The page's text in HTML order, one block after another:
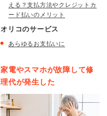
える？支払方法やクレジットカ
ード払いのメリット
オリコのサービス
あらゆるお支払いに
家電やスマホが故障して修
理代が発生した